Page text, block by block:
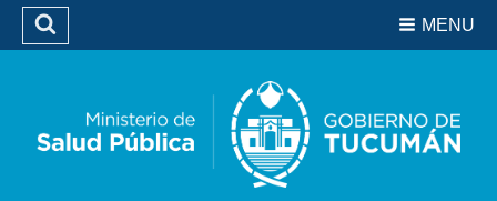
Biblioteca
MENU
Buscar